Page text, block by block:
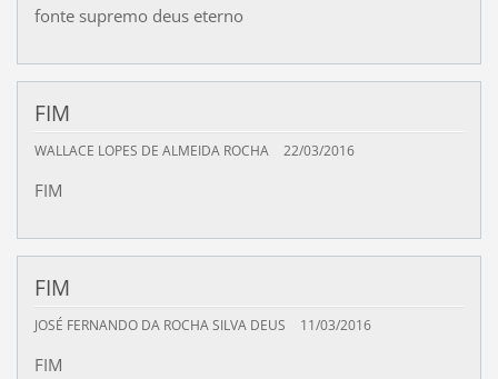
fonte supremo deus eterno
FIM
WALLACE LOPES DE ALMEIDA ROCHA 22/03/2016
FIM
FIM
JOSÉ FERNANDO DA ROCHA SILVA DEUS 11/03/2016
FIM